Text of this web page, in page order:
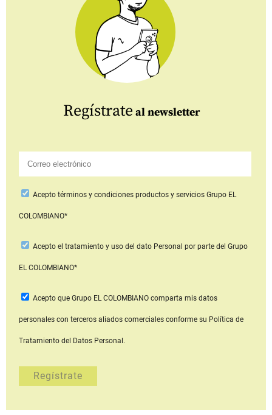
Regístrate al newsletter
Aceptotérminos y condiciones productos y serviciosGrupo EL
COLOMBIANO*
Acepto el tratamiento y uso del dato Personal por parte del Grupo
EL COLOMBIANO*
Acepto que Grupo EL COLOMBIANOcomparta mis datos
personales con terceros aliados comerciales conforme su Política de
Tratamiento del Datos Personal.